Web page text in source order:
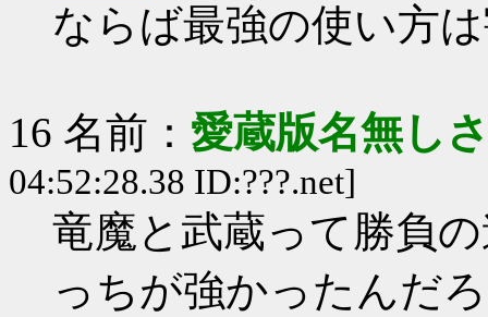
ならば最強の使い方
16 名前： 愛蔵版名無し
04:52:28.38 ID:???.net]
竜魔と武蔵って勝負
っちが強かったんだ